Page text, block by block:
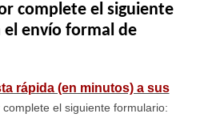
complete el siguiente
envío formal de
rápida (en minutos) a sus
complete el siguiente formulario: